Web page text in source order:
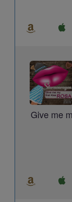
Give me